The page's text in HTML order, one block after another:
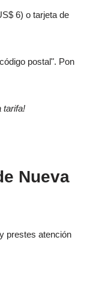
6) o tarjeta de
postal". Pon
tarifa!
Nueva
prestes atención